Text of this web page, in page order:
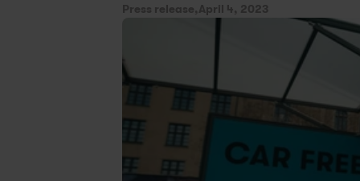
Press release,April 4, 2023